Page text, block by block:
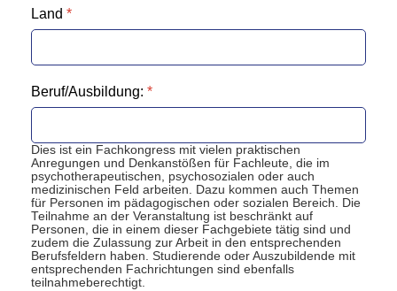
Land *
Beruf/Ausbildung: *
Dies ist ein Fachkongress mit vielen praktischen
Anregungen und Denkanstößen für Fachleute, die im
psychotherapeutischen, psychosozialen oder auch
medizinischen Feld arbeiten. Dazu kommen auch Themen
für Personen im pädagogischen oder sozialen Bereich. Die
Teilnahme an der Veranstaltung ist beschränkt auf
Personen, die in einem dieser Fachgebiete tätig sind und
zudem die Zulassung zur Arbeit in den entsprechenden
Berufsfeldern haben. Studierende oder Auszubildende mit
entsprechenden Fachrichtungen sind ebenfalls
teilnahmeberechtigt.